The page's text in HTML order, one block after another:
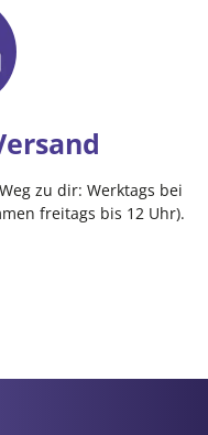
zu dir: Werktags bei
freitags bis 12 Uhr).